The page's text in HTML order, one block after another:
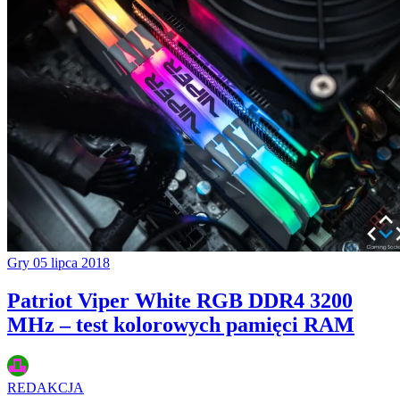
Gry 05 lipca 2018
Patriot Viper White RGB DDR4 3200
MHz – test kolorowych pamięci RAM
REDAKCJA